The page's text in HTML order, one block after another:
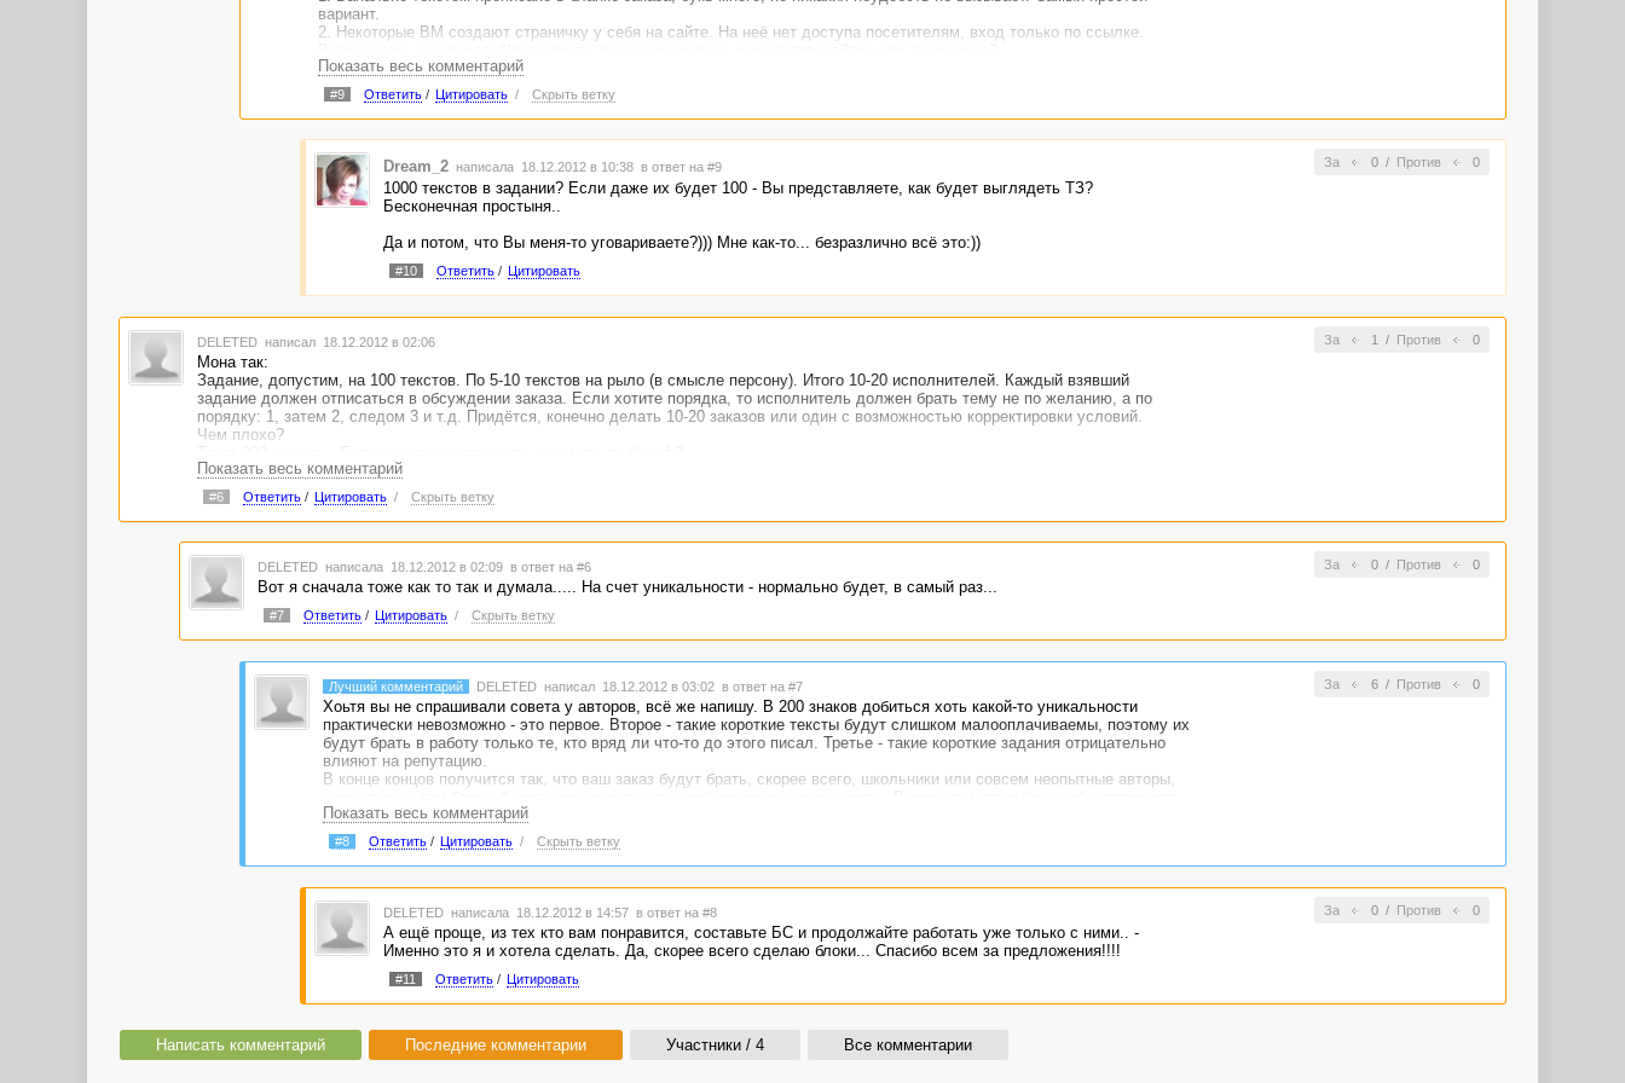
вариант.
2. Некоторые ВМ создают страничку у себя на сайте. На неё нет доступа посетителям, вход только по ссылке.
Показать весь комментарий
#9 Ответить/ Цитировать / Скрыть ветку
За 0/ Против 0
Dream_2 написала 18.12.2012 в 10:38 в ответ на #9
1000 текстов в задании? Если даже их будет 100 - Вы представляете, как будет выглядеть ТЗ?
Бесконечная простыня..
Да и потом, что Вы меня-то уговариваете?))) Мне как-то... безразлично всё это:))
#10 Ответить/ Цитировать
За 1 / Против 0
DELETED написал 18.12.2012 в 02:06
Мона так:
Задание, допустим, на 100 текстов. По 5-10 текстов на рыло (в смысле персону). Итого 10-20 исполнителей. Каждый взявший
задание должен отписаться в обсуждении заказа. Если хотите порядка, то исполнитель должен брать тему не по желанию, а по
порядку: 1, затем 2, следом 3 и т.д. Придётся, конечно делать 10-20 заказов или один с возможностью корректировки условий.
Чем плохо?
Чукча не заказчик, чукча писатель. :-)
Показать весь комментарий
#6 Ответить/ Цитировать / Скрыть ветку
За 0/ Против 0
DELETED написала 18.12.2012 в 02:09 в ответ на #6
Вот я сначала тоже как то так и думала..... На счет уникальности - нормально будет, в самый раз...
#7 Ответить/ Цитировать / Скрыть ветку
За 6/ Против 0
Лучший комментарий DELETED написал 18.12.2012 в 03:02 в ответ на #7
Хоьтя вы не спрашивали совета у авторов, всё же напишу. В 200 знаков добиться хоть какой-то уникальности
практически невозможно - это первое. Второе - такие короткие тексты будут слишком малооплачиваемы, поэтому их
будут брать в работу только те, кто вряд ли что-то до этого писал. Третье - такие короткие задания отрицательно
влияют на репутацию.
В конце концов получится так, что ваш заказ будут брать, скорее всего, школьники или совсем неопытные авторы,
на доработку, либо отказывать. Удовольствия это не доставит ни вам, ни авторам. Ну и результата вы будете
дожидаться дольше, потратите кучу нервов и ещё и посчитаете, что в адвего хороших авторов просто не бывает)
Полностью соглашусь с N_PINGVINER - составляйте блоки из нескольких описаний на одного автора, так и ему, и
вам будет удобнее. А ещё проще, из тех кто вам понравится, составьте БС и продолжайте работать уже только с
ними..
Показать весь комментарий
#8 Ответить/ Цитировать / Скрыть ветку
За 0/ Против 0
DELETED написала 18.12.2012 в 14:57 в ответ на #8
А ещё проще, из тех кто вам понравится, составьте БС и продолжайте работать уже только с ними.. -
Именно это я и хотела сделать. Да, скорее всего сделаю блоки... Спасибо всем за предложения!!!!
#11 Ответить/ Цитировать
Написать комментарий Последние комментарии Участники / 4 Все комментарии